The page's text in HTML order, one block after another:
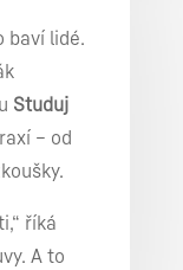
baví lidé.
Studuj
– od
říká
A to